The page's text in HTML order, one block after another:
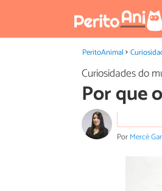
PeritoAnimal
Curiosidades do
Por que
PorMercè